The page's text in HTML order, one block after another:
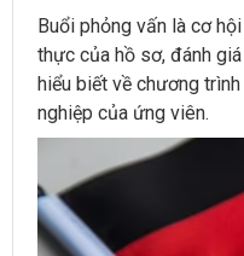
Buổi phỏng vấn là cơ
thực của hồ sơ, đánh
hiểu biết về chương
nghiệp của ứng viên.